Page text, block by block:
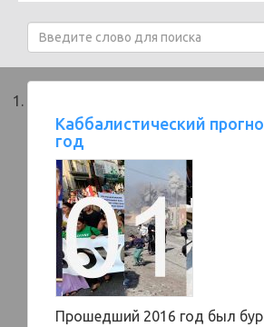
Каббалистический
год
Прошедший 2016 год был